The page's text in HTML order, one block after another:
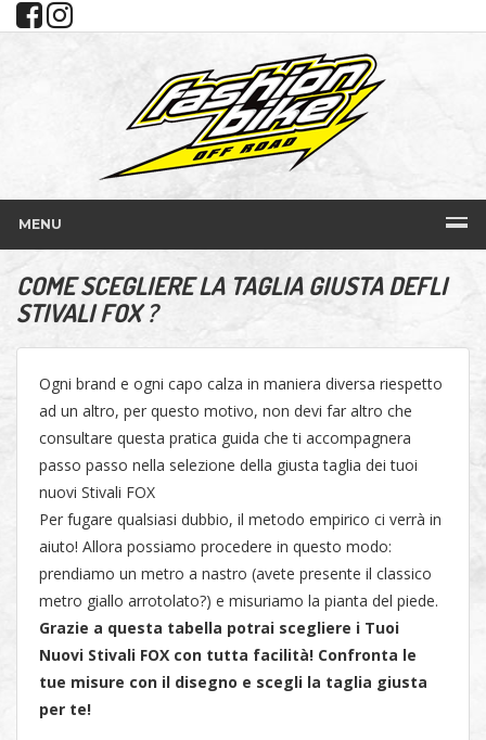
MENU
COME SCEGLIERE LA TAGLIA GIUSTA DEFLI
STIVALI FOX ?
Ogni brand e ogni capo calza in maniera diversa riespetto
ad un altro, per questo motivo, non devi far altro che
consultare questa pratica guida che ti accompagnera
passo passo nella selezione della giusta taglia dei tuoi
nuovi Stivali FOX
Per fugare qualsiasi dubbio, il metodo empirico ci verrà in
aiuto! Allora possiamo procedere in questo modo:
prendiamo un metro a nastro (avete presente il classico
metro giallo arrotolato?) e misuriamo la pianta del piede.
Grazie a questa tabella potrai scegliere i Tuoi
Nuovi Stivali FOX con tutta facilità! Confronta le
tue misure con il disegno e scegli la taglia giusta
per te!